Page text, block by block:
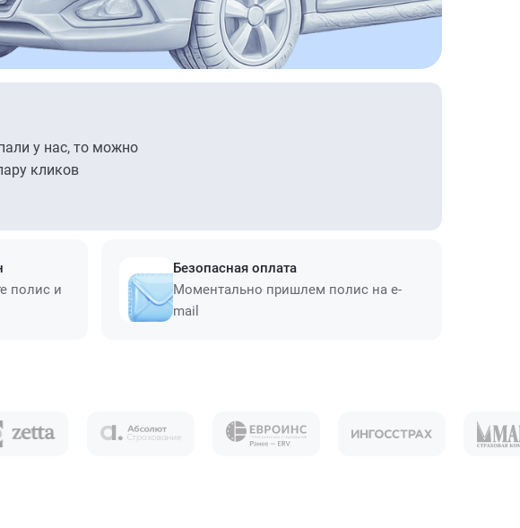
у нас, то можно
кликов
полис и
Безопасная оплата
Моментально пришлем полис на e-
mail